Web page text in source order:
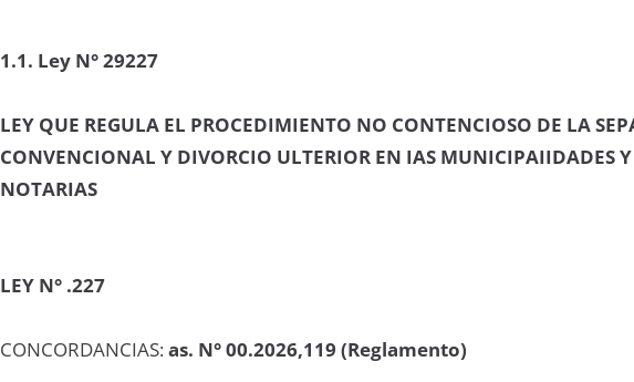
1.1. Ley N° 29227
LEY QUE REGULA EL PROCEDIMIENTO NO CONTENCIOSO DE LA
CONVENCIONAL Y DIVORCIO ULTERIOR EN IAS MUNICIPAIIDADES Y
NOTARIAS
LEY N° .227
CONCORDANCIAS:as. N° 00.2026,119 (Reglamento)